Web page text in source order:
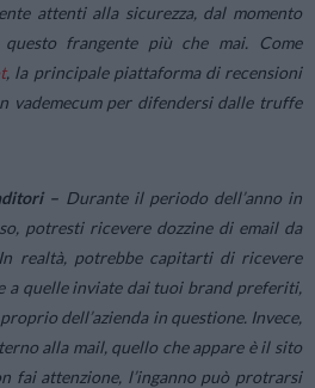
attenti alla sicurezza, dal momento
frangente più che mai. Come
, la principale piattaforma di recensioni
vademecum per difendersi dalle truffe
– Durante il periodo dell’anno in
potresti ricevere dozzine di email da
realtà, potrebbe capitarti di ricevere
a quelle inviate dai tuoi brand preferiti,
dell’azienda in questione. Invece,
alla mail, quello che appare è il sito
fai attenzione, l’inganno può protrarsi